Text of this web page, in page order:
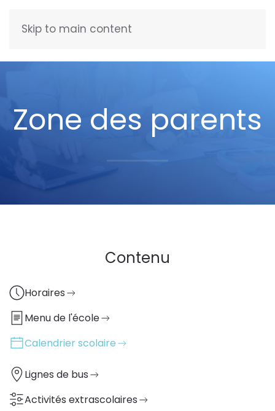
Skip to main content
Zone des parents
Contenu
Horaires
Menu de l'école
Calendrier scolaire
Lignes de bus
Activités extrascolaires